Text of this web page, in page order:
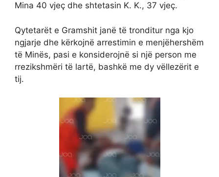
Mina 40 vjeç dhe shtetasin K. K., 37 vjeç.
Qytetarët e Gramshit janë të tronditur nga kjo
ngjarje dhe kërkojnë arrestimin e menjëhershëm
të Minës, pasi e konsiderojnë si një person me
rrezikshmëri të lartë, bashkë me dy vëllezërit e
tij.